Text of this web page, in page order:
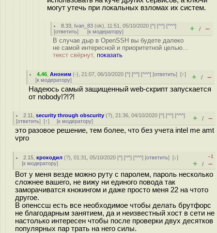
могут утечь при локальных взломах их систем.
8.33 Ivan_83 (ok), 11:51, 05/10/2020 [^] [^^] [^^^]
[ответить] [к модератору] + / –
В случае дыр в OpenSSH вы будете далеко
не самой интересной и приоритетной целью...
текст свёрнут, показать
4.46 ,Аноним (-), 21:07, 06/10/2020 [^] [^^] [^^^] [ответить][↑]
[к модератору] + / –
Надеюсь самый защищенный web-скрипт запускается
от nobody!?!?!
2.11 ,security through obscurity (?), 21:36, 04/10/2020 [^] [^^] [^^^]
[ответить] [↑] [к модератору] + / –
это разовое решение, тем более, что без учета intel me amt
vpro
2.15 ,крокодил (?), 01:31, 05/10/2020 [^] [^^] [^^^] [ответить][↓]
[к модератору]
–1
+ / –
Вот у меня везде можно руту с паролем, пароль несколько
сложнее вашего, не вижу ни единого повода так
заморачиватся кнокингом и даже просто меня 22 на чтото
другое.
В опенссш есть все необходимое чтобы делать брутфорс
не благодарным занятием, да и неизвестный хост в сети не
настолько интересен чтобы после проверки двух десятков
популярных пар трать на него силы.